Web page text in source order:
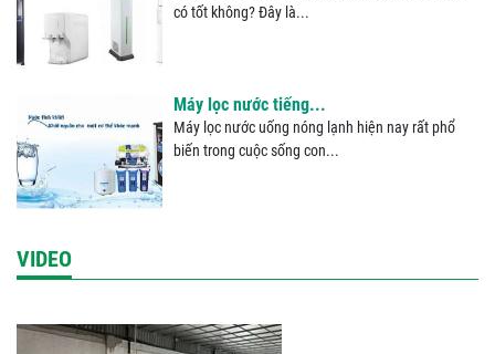
có tốt không? Đây là...
Máy lọc nước tiếng...
Máy lọc nước uống nóng lạnh hiện nay rất phổ
biến trong cuộc sống con...
VIDEO